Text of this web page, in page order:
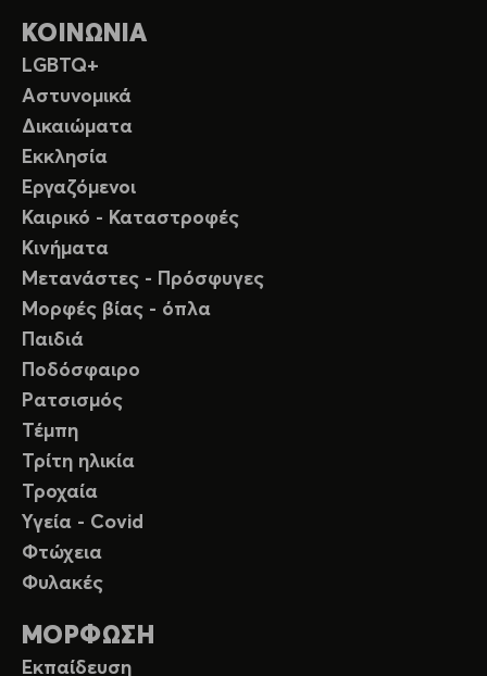
ΚΟΙΝΩΝΙΑ
LGBTQ+
Αστυνομικά
Δικαιώματα
Εκκλησία
Εργαζόμενοι
Καιρικό - Καταστροφές
Κινήματα
Μετανάστες - Πρόσφυγες
Μορφές βίας - όπλα
Παιδιά
Ποδόσφαιρο
Ρατσισμός
Τέμπη
Τρίτη ηλικία
Τροχαία
Υγεία - Covid
Φτώχεια
Φυλακές
ΜΟΡΦΩΣΗ
Εκπαίδευση